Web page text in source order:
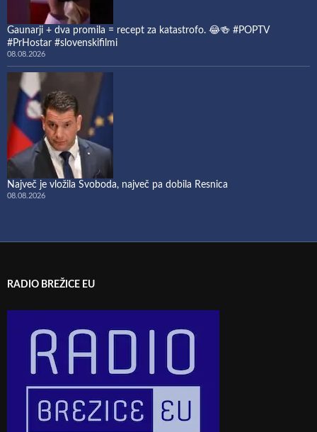
Gaunarji + dva promila = recept za katastrofo. 😂🍻 #POPTV
#PrHostar #slovenskifilmi
08.08.2026
Največ je vložila Svoboda, največ pa dobila Resnica
08.08.2026
RADIO BREŽICE EU